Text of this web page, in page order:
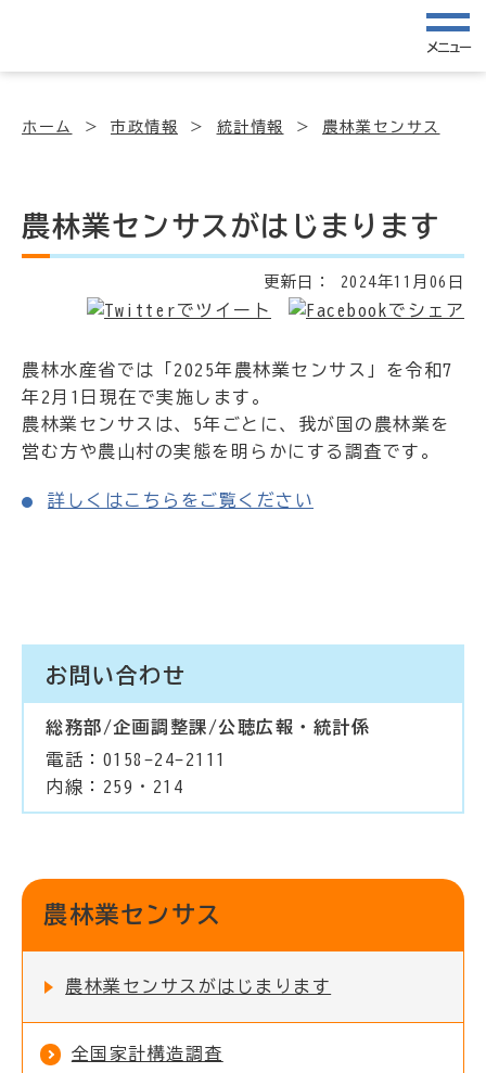
メニュー
ホーム 市政情報 統計情報 農林業センサス
農林業センサスがはじまります
更新日： 2024年11月06日
農林水産省では「2025年農林業センサス」を令和7
年2月1日現在で実施します。
農林業センサスは、5年ごとに、我が国の農林業を
営む方や農山村の実態を明らかにする調査です。
詳しくはこちらをご覧ください
お問い合わせ
総務部/企画調整課/公聴広報・統計係
電話：0158-24-2111
内線：259・214
農林業センサス
農林業センサスがはじまります
全国家計構造調査